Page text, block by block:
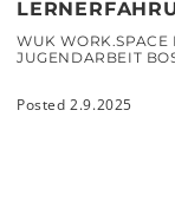
WUK WORK.SPACE
JUGENDARBEIT
Posted 2.9.2025